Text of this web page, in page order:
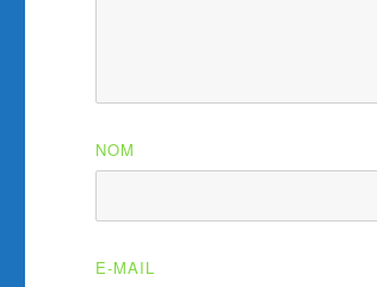
NOM
E-MAIL